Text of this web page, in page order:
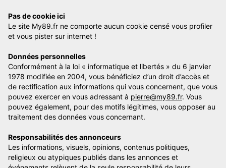
Pas de cookie ici
Le site My89.fr ne comporte aucun cookie censé vous profiler
et vous pister sur internet !
Données personnelles
Conformément à la loi « informatique et libertés » du 6 janvier
1978 modifiée en 2004, vous bénéficiez d’un droit d’accès et
de rectification aux informations qui vous concernent, que vous
pouvez exercer en vous adressant à pierre@my89.fr. Vous
pouvez également, pour des motifs légitimes, vous opposer au
traitement des données vous concernant.
Responsabilités des annonceurs
Les informations, visuels, opinions, contenus politiques,
religieux ou atypiques publiés dans les annonces et